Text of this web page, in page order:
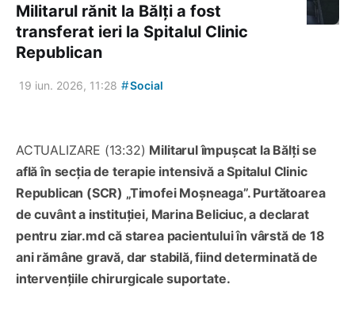
Militarul rănit la Bălți a fost
transferat ieri la Spitalul Clinic
Republican
19 iun. 2026, 11:28 #Social
ACTUALIZARE (13:32) Militarul împușcat la Bălți se
află în secția de terapie intensivă a Spitalul Clinic
Republican (SCR) „Timofei Moșneaga”. Purtătoarea
de cuvânt a instituției, Marina Beliciuc, a declarat
pentru ziar.md că starea pacientului în vârstă de 18
ani rămâne gravă, dar stabilă, fiind determinată de
intervențiile chirurgicale suportate.